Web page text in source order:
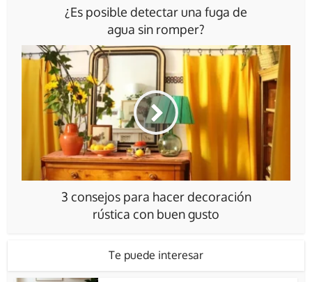
¿Es posible detectar una fuga de
agua sin romper?
3 consejos para hacer decoración
rústica con buen gusto
Te puede interesar